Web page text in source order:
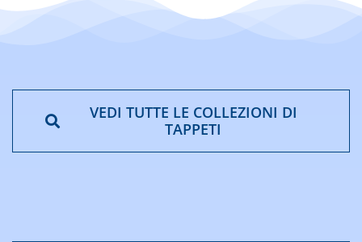
VEDI TUTTE LE COLLEZIONI DI
TAPPETI